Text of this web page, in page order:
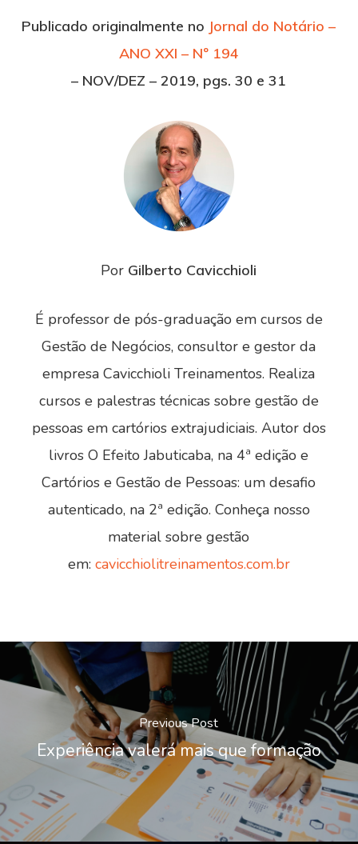
Publicado originalmente no Jornal do Notário –
ANO XXI – Nº 194
– NOV/DEZ – 2019, pgs. 30 e 31
Por Gilberto Cavicchioli
É professor de pós-graduação em cursos de
Gestão de Negócios, consultor e gestor da
empresa Cavicchioli Treinamentos. Realiza
cursos e palestras técnicas sobre gestão de
pessoas em cartórios extrajudiciais. Autor dos
livros O Efeito Jabuticaba, na 4ª edição e
Cartórios e Gestão de Pessoas: um desafio
autenticado, na 2ª edição. Conheça nosso
material sobre gestão
em: cavicchiolitreinamentos.com.br
Previous Post
Experiência valerá mais que formação